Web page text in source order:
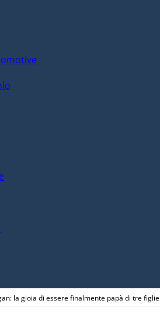
la gioia di essere finalmente papà di tre figlie